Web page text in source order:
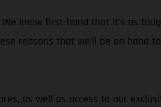
know first-hand that it’s as
reasons that we’ll be on hand
as well as access to our